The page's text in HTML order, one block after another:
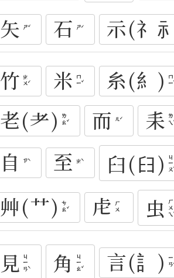
矢 ㄕˇ 石 ㄕˊ 示(礻
竹 ㄓㄨˊ 米 ㄇㄧˇ 糸(糹) ㄇㄧˋ
老(耂) ㄌㄠˇ 而 ㄦˊ 耒 ㄌㄟˇ
自 ㄗˋ 至 ㄓˋ 臼(𦥑) ㄐㄧㄡˋ
艸(艹) ㄘㄠˇ 虍 ㄏㄨ 虫 ㄏㄨㄟˇ
見ㄐㄧㄢˋ 角 ㄐㄧㄠˇ 言(訁) ㄧㄢˊ